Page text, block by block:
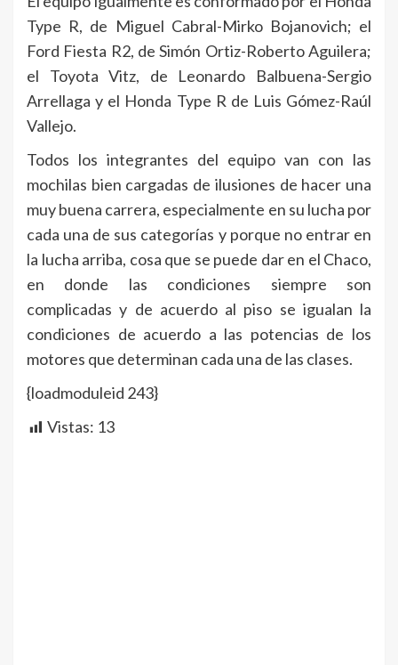
Type R, de Miguel Cabral-Mirko Bojanovich; el
Ford Fiesta R2, de Simón Ortiz-Roberto Aguilera;
el Toyota Vitz, de Leonardo Balbuena-Sergio
Arrellaga y el Honda Type R de Luis Gómez-Raúl
Vallejo.
Todos los integrantes del equipo van con las
mochilas bien cargadas de ilusiones de hacer una
muy buena carrera, especialmente en su lucha por
cada una de sus categorías y porque no entrar en
la lucha arriba, cosa que se puede dar en el Chaco,
en donde las condiciones siempre son
complicadas y de acuerdo al piso se igualan la
condiciones de acuerdo a las potencias de los
motores que determinan cada una de las clases.
{loadmoduleid 243}
Vistas: 13